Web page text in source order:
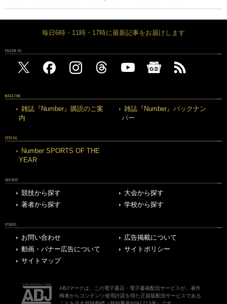
毎日6時・11時・17時に最新記事をお届けします
FOLLOW US
MAGAZINE
雑誌『Number』購読のご案
内
雑誌『Number』バックナン
バー
SPECIAL
Number SPORTS OF THE
YEAR
ARCHIVE
競技から探す
大会から探す
著者から探す
学校から探す
OTHERS
お問い合わせ
広告掲載について
動画・バナー広告について
サイトポリシー
サイトマップ
ABJマークは、この電子書店・電子書籍配信サービスが、著作
権者からコンテンツ使用許諾を得た正規版配信サービスである